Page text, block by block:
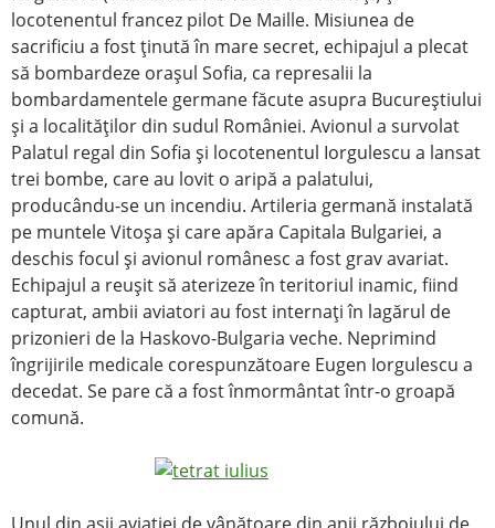
locotenentul francez pilot De Maille. Misiunea de
sacrificiu a fost ţinută în mare secret, echipajul a plecat
să bombardeze oraşul Sofia, ca represalii la
bombardamentele germane făcute asupra Bucureştiului
şi a localităţilor din sudul României. Avionul a survolat
Palatul regal din Sofia şi locotenentul Iorgulescu a lansat
trei bombe, care au lovit o aripă a palatului,
producându-se un incendiu. Artileria germană instalată
pe muntele Vitoşa şi care apăra Capitala Bulgariei, a
deschis focul şi avionul românesc a fost grav avariat.
Echipajul a reuşit să aterizeze în teritoriul inamic, fiind
capturat, ambii aviatori au fost internaţi în lagărul de
prizonieri de la Haskovo-Bulgaria veche. Neprimind
îngrijirile medicale corespunzătoare Eugen Iorgulescu a
decedat. Se pare că a fost înmormântat într-o groapă
comună.